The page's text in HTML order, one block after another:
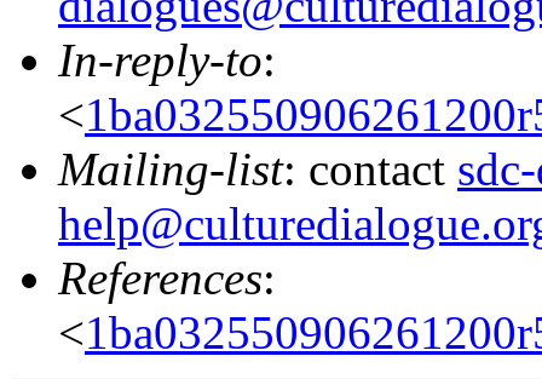
In-reply-to:
<
Mailing-list: contact
References:
<